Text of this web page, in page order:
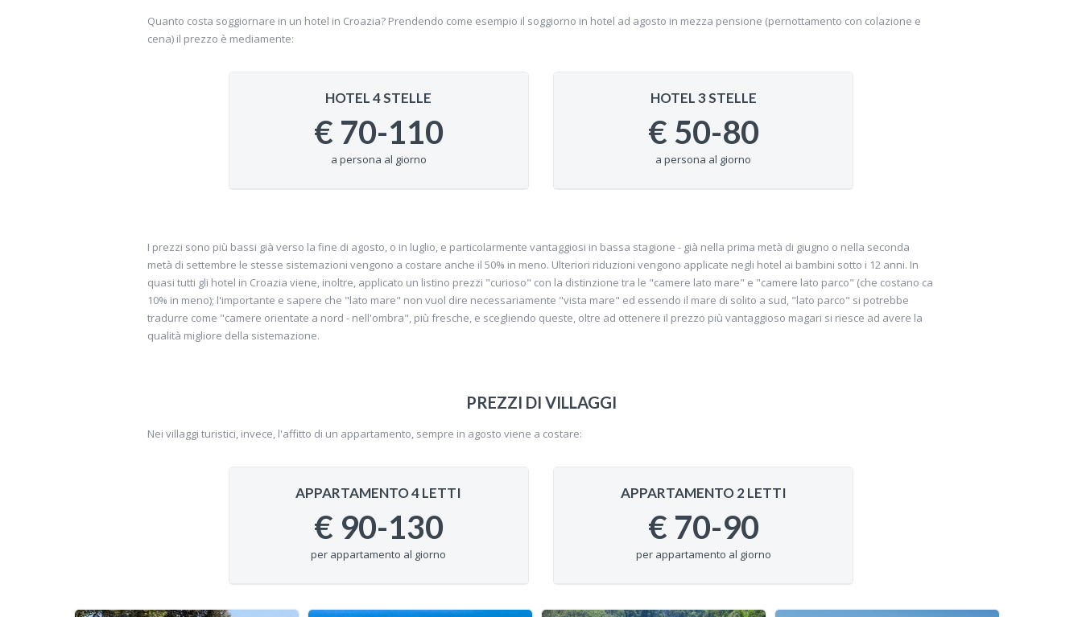
Quanto costa soggiornare in un hotel in Croazia? Prendendo come esempio il soggiorno in hotel ad agosto in mezza pensione (pernottamento con colazione e
cena) il prezzo è mediamente:
HOTEL 4 STELLE
€ 70-110
a persona al giorno
HOTEL 3 STELLE
€ 50-80
a persona al giorno
I prezzi sono più bassi già verso la fine di agosto, o in luglio, e particolarmente vantaggiosi in bassa stagione - già nella prima metà di giugno o nella seconda
metà di settembre le stesse sistemazioni vengono a costare anche il 50% in meno. Ulteriori riduzioni vengono applicate negli hotel ai bambini sotto i 12 anni. In
quasi tutti gli hotel in Croazia viene, inoltre, applicato un listino prezzi "curioso" con la distinzione tra le "camere lato mare" e "camere lato parco" (che costano ca
10% in meno); l'importante e sapere che "lato mare" non vuol dire necessariamente "vista mare" ed essendo il mare di solito a sud, "lato parco" si potrebbe
tradurre come "camere orientate a nord - nell'ombra", più fresche, e scegliendo queste, oltre ad ottenere il prezzo più vantaggioso magari si riesce ad avere la
qualità migliore della sistemazione.
PREZZI DI VILLAGGI
Nei villaggi turistici, invece, l'affitto di un appartamento, sempre in agosto viene a costare:
APPARTAMENTO 4 LETTI
€ 90-130
per appartamento al giorno
APPARTAMENTO 2 LETTI
€ 70-90
per appartamento al giorno